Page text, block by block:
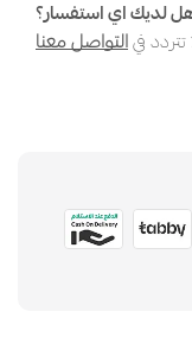
لديك اي استفسار؟
تتردد فيالتواصل معنا